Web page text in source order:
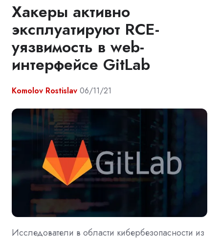
Хакеры активно
эксплуатируют RCE-
уязвимость в web-
интерфейсе GitLab
Komolov Rostislav 06/11/21
Исследователи в области кибербезопасности из